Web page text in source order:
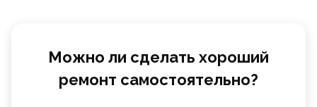
Можно ли сделать хороший
ремонт самостоятельно?